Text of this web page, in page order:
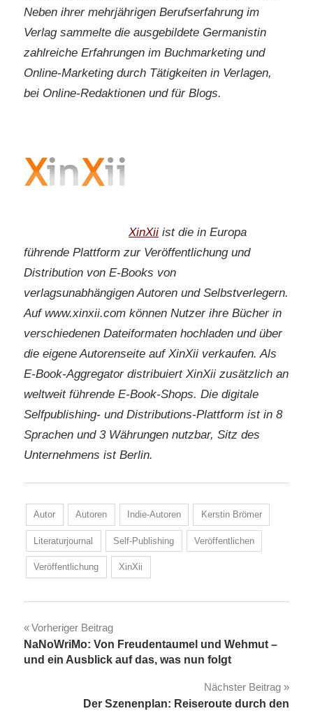
Neben ihrer mehrjährigen Berufserfahrung im
Verlag sammelte die ausgebildete Germanistin
zahlreiche Erfahrungen im Buchmarketing und
Online-Marketing durch Tätigkeiten in Verlagen,
bei Online-Redaktionen und für Blogs.
XinXii ist die in Europa
führende Plattform zur Veröffentlichung und
Distribution von E-Books von
verlagsunabhängigen Autoren und Selbstverlegern.
Auf www.xinxii.com können Nutzer ihre Bücher in
verschiedenen Dateiformaten hochladen und über
die eigene Autorenseite auf XinXii verkaufen. Als
E-Book-Aggregator distribuiert XinXii zusätzlich an
weltweit führende E-Book-Shops. Die digitale
Selfpublishing- und Distributions-Plattform ist in 8
Sprachen und 3 Währungen nutzbar, Sitz des
Unternehmens ist Berlin.
Autor Autoren Indie-Autoren Kerstin Brömer
Literaturjournal Self-Publishing Veröffentlichen
Veröffentlichung XinXii
Beitragsnavigation
Vorheriger Beitrag
NaNoWriMo: Von Freudentaumel und Wehmut –
und ein Ausblick auf das, was nun folgt
Nächster Beitrag
Der Szenenplan: Reiseroute durch den